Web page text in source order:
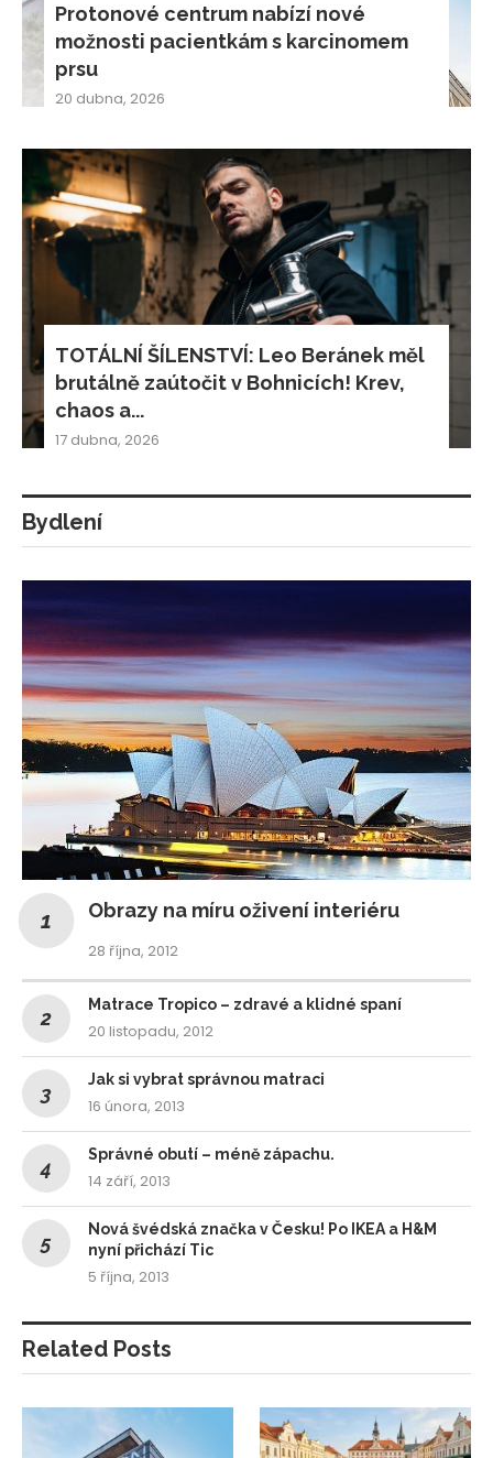
Protonové centrum nabízí nové
možnosti pacientkám s karcinomem
prsu
20 dubna, 2026
TOTÁLNÍ ŠÍLENSTVÍ: Leo Beránek měl
brutálně zaútočit v Bohnicích! Krev,
chaos a...
17 dubna, 2026
Bydlení
Obrazy na míru oživení interiéru
28 října, 2012
Matrace Tropico – zdravé a klidné spaní
20 listopadu, 2012
Jak si vybrat správnou matraci
16 února, 2013
Správné obutí – méně zápachu.
14 září, 2013
Nová švédská značka v Česku! Po IKEA a H&M
nyní přichází Tic
5 října, 2013
Related Posts